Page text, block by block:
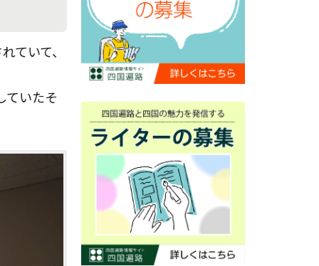
ていて、
ていたそ